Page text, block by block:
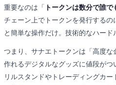
重要なのは「 トークンは数分で誰で
チェーン上でトークンを発行する
と簡単な操作だけ。技術的なハード
つまり、サナエトークンは「高度な
作れるデジタルなグッズに値段がつ
リルスタンドやトレーディングカ